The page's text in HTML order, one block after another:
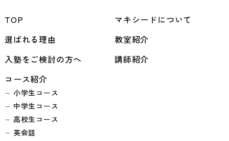
TOP
マキシードについて
選ばれる理由
教室紹介
入塾をご検討の方へ
講師紹介
コース紹介
小学生コース
中学生コース
高校生コース
英会話